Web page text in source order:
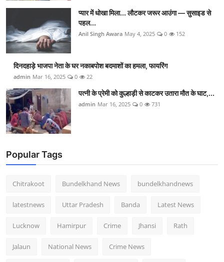
प्यार में धोखा मिला... लौटकर जरूर आउंगा — सुसाइड से
पहल...
Anil Singh Awara May 4, 2025 0 152
दिनदहाड़े भाजपा नेता के घर नकाबपोश बदमाशों का हमला, फायरिंग
admin Mar 16, 2025 0 22
पत्नी के प्रेमी को कुल्हाड़ी से काटकर उतारा मौत के घाट,...
admin Mar 16, 2025 0 731
Popular Tags
Chitrakoot Bundelkhand News bundelkhandnews
latestnews Uttar Pradesh Banda Latest News
Lucknow Hamirpur Crime Jhansi Rath
Jalaun National News Crime News